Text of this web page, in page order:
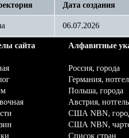
Дата создания
06.07.2026
сайта Алфавитные
Россия, города
Германия,
Польша, города
Австрия,
США NBN,
США NBN,
Список стран